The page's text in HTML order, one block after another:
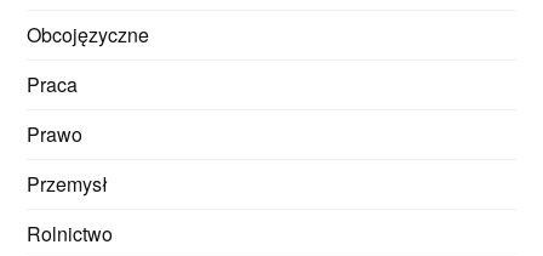
Obcojęzyczne
Praca
Prawo
Przemysł
Rolnictwo